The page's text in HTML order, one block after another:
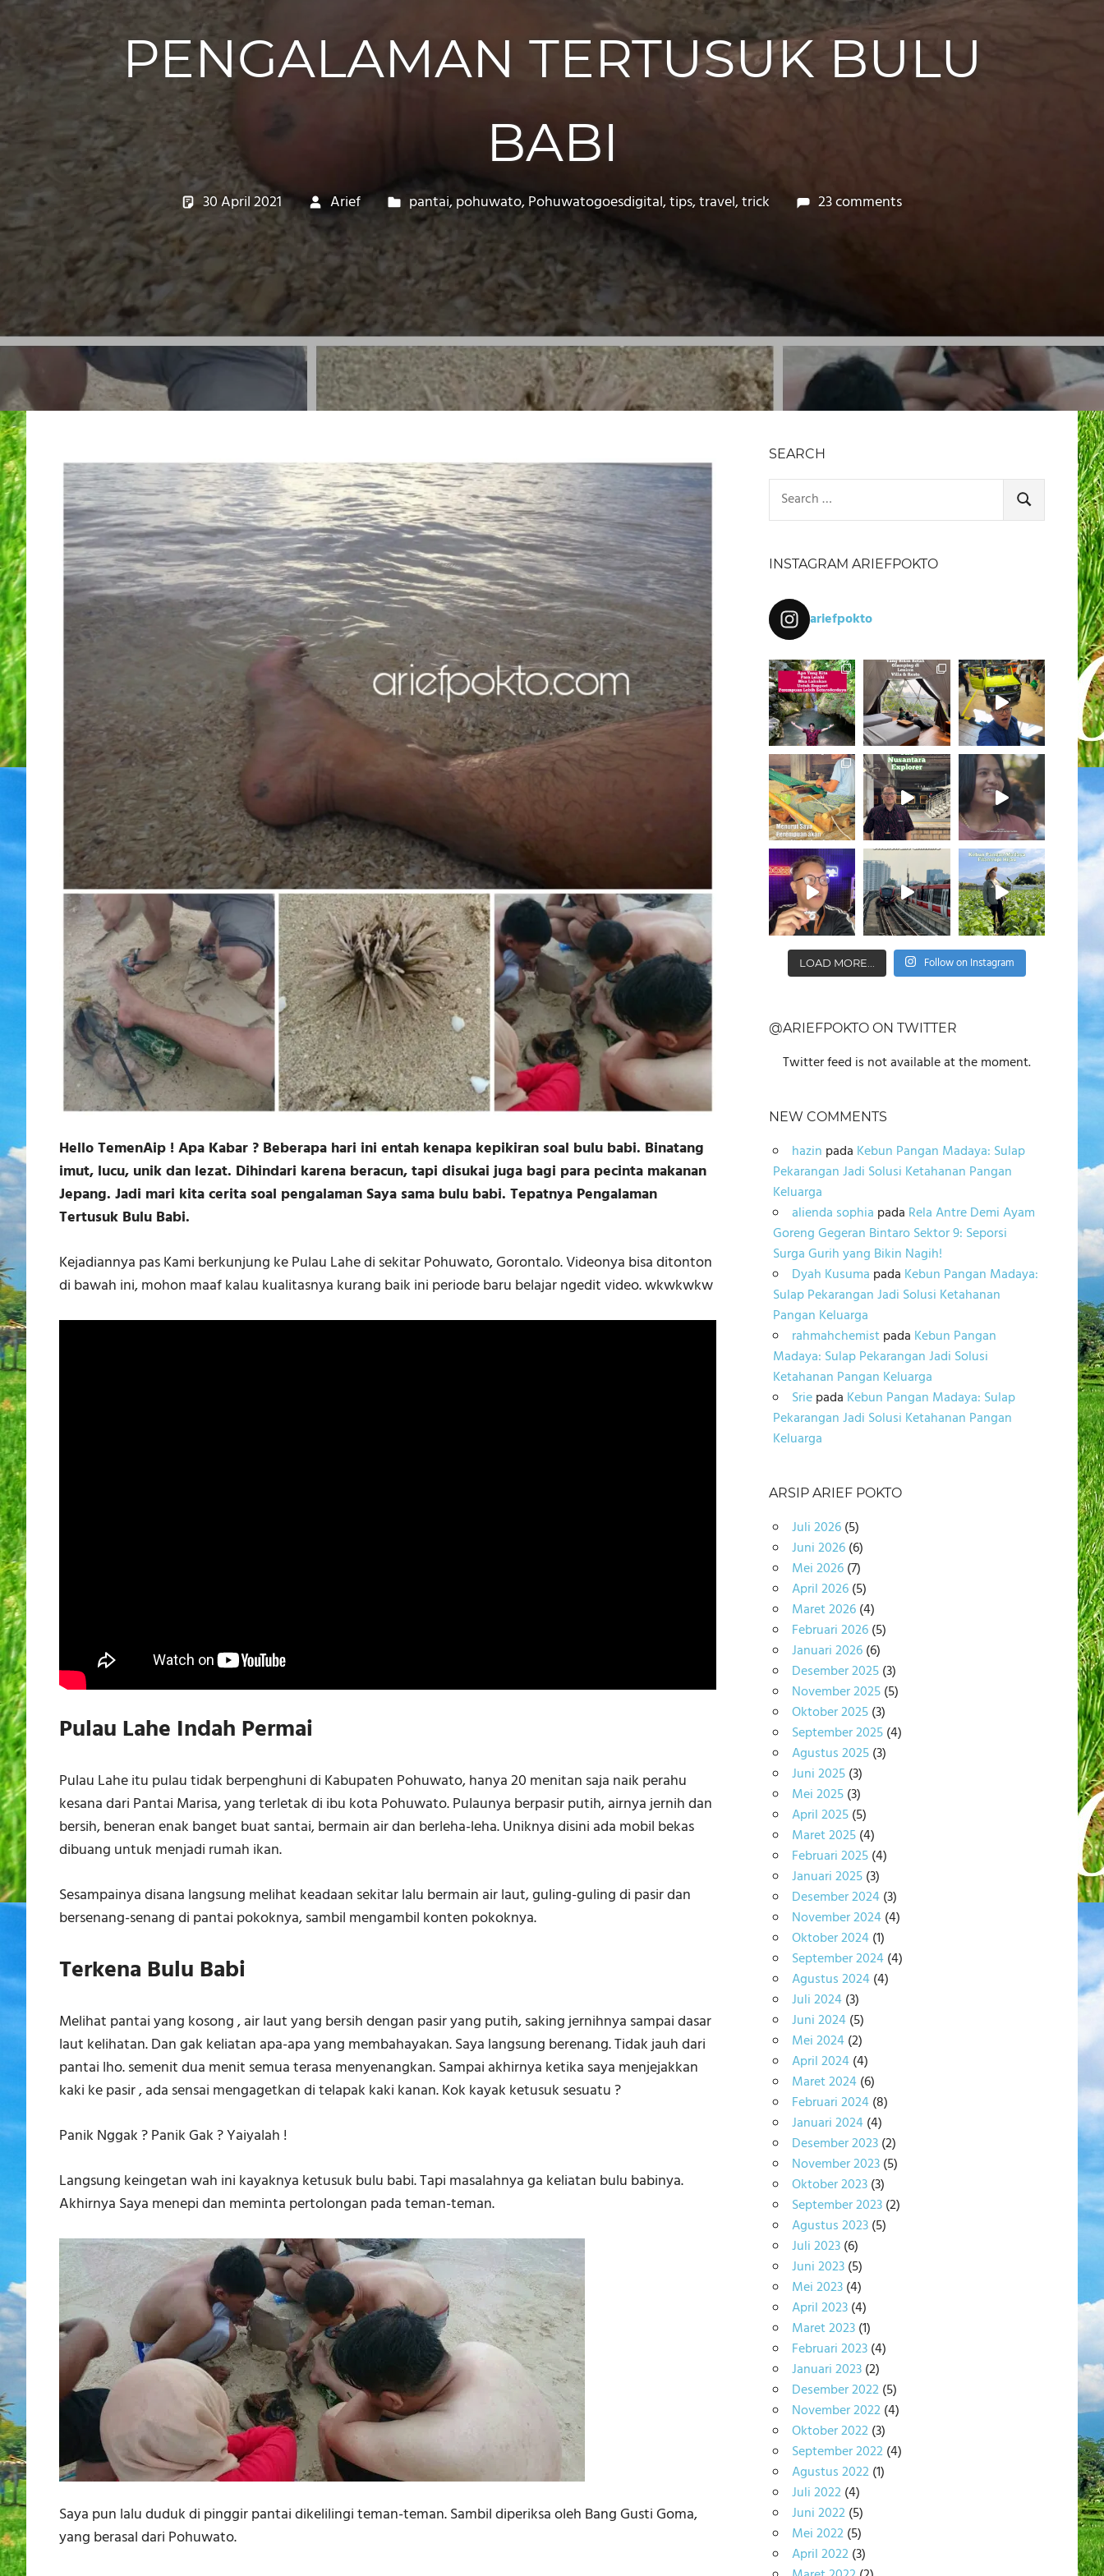
PENGALAMAN TERTUSUK BULU
BABI
30 April 2021 Arief pantai,pohuwato,Pohuwatogoesdigital,tips,travel,trick 23 comments
Hello TemenAip ! Apa Kabar ? Beberapa hari ini entah kenapa kepikiran soal bulu babi. Binatang
imut, lucu, unik dan lezat. Dihindari karena beracun, tapi disukai juga bagi para pecinta makanan
Jepang. Jadi mari kita cerita soal pengalaman Saya sama bulu babi. Tepatnya Pengalaman
Tertusuk Bulu Babi.
Kejadiannya pas Kami berkunjung ke Pulau Lahe di sekitar Pohuwato, Gorontalo. Videonya bisa ditonton
di bawah ini, mohon maaf kalau kualitasnya kurang baik ini periode baru belajar ngedit video. wkwkwkw
Pulau Lahe Indah Permai
Pulau Lahe itu pulau tidak berpenghuni di Kabupaten Pohuwato, hanya 20 menitan saja naik perahu
kesana dari Pantai Marisa, yang terletak di ibu kota Pohuwato. Pulaunya berpasir putih, airnya jernih dan
bersih, beneran enak banget buat santai, bermain air dan berleha-leha. Uniknya disini ada mobil bekas
dibuang untuk menjadi rumah ikan.
Sesampainya disana langsung melihat keadaan sekitar lalu bermain air laut, guling-guling di pasir dan
bersenang-senang di pantai pokoknya, sambil mengambil konten pokoknya.
Terkena Bulu Babi
Melihat pantai yang kosong , air laut yang bersih dengan pasir yang putih, saking jernihnya sampai dasar
laut kelihatan. Dan gak keliatan apa-apa yang membahayakan. Saya langsung berenang. Tidak jauh dari
pantai lho. semenit dua menit semua terasa menyenangkan. Sampai akhirnya ketika saya menjejakkan
kaki ke pasir , ada sensai mengagetkan di telapak kaki kanan. Kok kayak ketusuk sesuatu ?
Panik Nggak ? Panik Gak ? Yaiyalah !
Langsung keingetan wah ini kayaknya ketusuk bulu babi. Tapi masalahnya ga keliatan bulu babinya.
Akhirnya Saya menepi dan meminta pertolongan pada teman-teman.
Saya pun lalu duduk di pinggir pantai dikelilingi teman-teman. Sambil diperiksa oleh Bang Gusti Goma,
yang berasal dari Pohuwato.
SEARCH
Search
for:
SEARCH
INSTAGRAM ARIEFPOKTO
ariefpokto
LOAD MORE... Follow on Instagram
@ARIEFPOKTO ON TWITTER
Twitter feed is not available at the moment.
NEW COMMENTS
hazin pada Kebun Pangan Madaya: Sulap
Pekarangan Jadi Solusi Ketahanan Pangan
Keluarga
alienda sophia pada Rela Antre Demi Ayam
Goreng Gegeran Bintaro Sektor 9: Seporsi
Surga Gurih yang Bikin Nagih!
Dyah Kusuma pada Kebun Pangan Madaya:
Sulap Pekarangan Jadi Solusi Ketahanan
Pangan Keluarga
rahmahchemistpada Kebun Pangan
Madaya: Sulap Pekarangan Jadi Solusi
Ketahanan Pangan Keluarga
Sriepada Kebun Pangan Madaya: Sulap
Pekarangan Jadi Solusi Ketahanan Pangan
Keluarga
ARSIP ARIEF POKTO
Juli 2026(5)
Juni 2026(6)
Mei 2026(7)
April 2026(5)
Maret 2026(4)
Februari 2026(5)
Januari 2026(6)
Desember 2025(3)
November 2025(5)
Oktober 2025(3)
September 2025(4)
Agustus 2025(3)
Juni 2025(3)
Mei 2025(3)
April 2025(5)
Maret 2025(4)
Februari 2025(4)
Januari 2025(3)
Desember 2024(3)
November 2024(4)
Oktober 2024(1)
September 2024(4)
Agustus 2024(4)
Juli 2024(3)
Juni 2024(5)
Mei 2024(2)
April 2024(4)
Maret 2024(6)
Februari 2024(8)
Januari 2024(4)
Desember 2023(2)
November 2023(5)
Oktober 2023(3)
September 2023(2)
Agustus 2023(5)
Juli 2023(6)
Juni 2023(5)
Mei 2023(4)
April 2023(4)
Maret 2023(1)
Februari 2023(4)
Januari 2023(2)
Desember 2022(5)
November 2022(4)
Oktober 2022(3)
September 2022(4)
Agustus 2022(1)
Juli 2022(4)
Juni 2022(5)
Mei 2022(5)
April 2022(3)